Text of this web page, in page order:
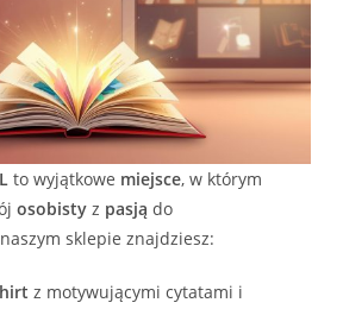
to wyjątkowe miejsce, w którym
osobisty z pasją do
sklepie znajdziesz:
z motywującymi cytatami i